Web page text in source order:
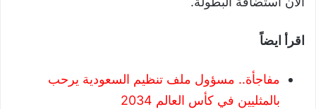
اقرأ ايضاً
مفاجأة.. مسؤول ملف تنظيم السعودية يرحب
بالمثليين في كأس العالم 2034